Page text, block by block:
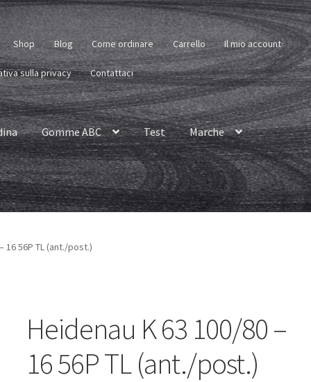
Shop Blog Come ordinare Carrello Il mio account
sulla privacy Contattaci
Gomme ABC Test Marche
16 56P TL (ant./post.)
Heidenau K 63 100/80 –
16 56P TL (ant./post.)